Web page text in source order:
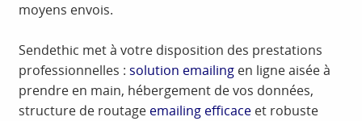
moyens envois.
Sendethic met à votre disposition des prestations
professionnelles :solution emailing en ligne aisée à
prendre en main, hébergement de vos données,
structure de routage emailing efficace et robuste